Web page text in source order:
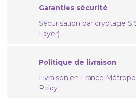
Garanties sécurité
Sécurisation par cryptage
Layer)
Politique de livraison
Livraison en France
Relay